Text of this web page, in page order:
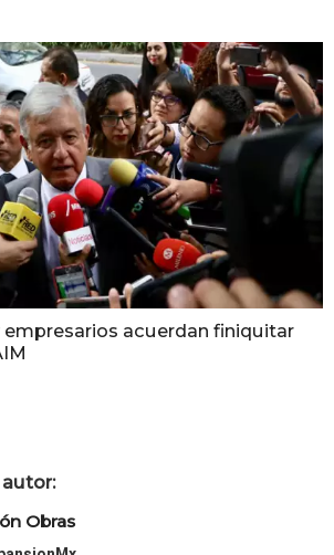
empresarios acuerdan finiquitar
Obras